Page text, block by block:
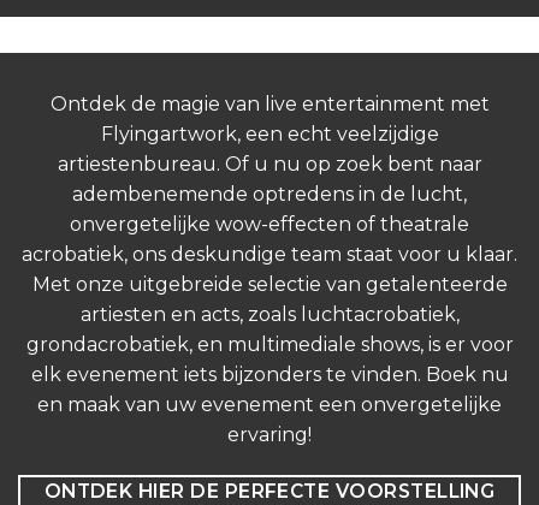
Ontdek de magie van live entertainment met
Flyingartwork, een echt veelzijdige
artiestenbureau. Of u nu op zoek bent naar
adembenemende optredens in de lucht,
onvergetelijke wow-effecten of theatrale
acrobatiek, ons deskundige team staat voor u klaar.
Met onze uitgebreide selectie van getalenteerde
artiesten en acts, zoals luchtacrobatiek,
grondacrobatiek, en multimediale shows, is er voor
elk evenement iets bijzonders te vinden. Boek nu
en maak van uw evenement een onvergetelijke
ervaring!
ONTDEK HIER DE PERFECTE VOORSTELLING